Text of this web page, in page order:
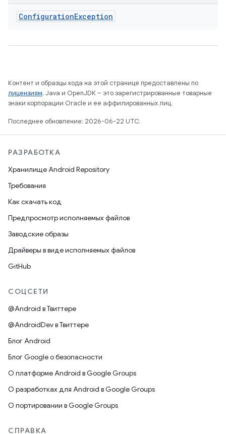
ConfigurationException
Контент и образцы кода на этой странице предоставлены по
лицензиям. Java и OpenJDK – это зарегистрированные товарные
знаки корпорации Oracle и ее аффилированных лиц.
Последнее обновление: 2026-06-22 UTC.
РАЗРАБОТКА
Хранилище Android Repository
Требования
Как скачать код
Предпросмотр исполняемых файлов
Заводские образы
Драйверы в виде исполняемых файлов
GitHub
СОЦСЕТИ
@Android в Твиттере
@AndroidDev в Твиттере
Блог Android
Блог Google о безопасности
О платформе Android в Google Groups
О разработках для Android в Google Groups
О портировании в Google Groups
СПРАВКА